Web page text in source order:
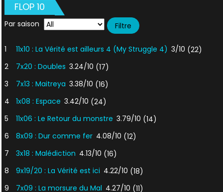
FLOP 10
Par saison
1 11x10 : La Vérité est ailleurs 4 (My Struggle 4) 3/10 (22)
2
7x20 : Doubles 3.24/10 (17)
3
7x13 : Maitreya 3.38/10 (16)
4
1x08 : Espace 3.42/10 (24)
5
11x06 : Le Retour du monstre 3.79/10 (14)
6
8x09 : Dur comme fer 4.08/10 (12)
7
3x18 : Malédiction 4.13/10 (16)
8
9x19/20 : La Vérité est ici 4.22/10 (18)
9
7x09 : La morsure du Mal 4.27/10 (11)